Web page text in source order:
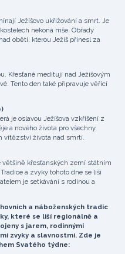
Ježíšovo ukřižování a smrt. Je
nekoná mše. Obřady
obětí, kterou Ježíš přinesl za
Křesťané meditují nad Ježíšovým
Tento den také připravuje věřící
je oslavou Ježíšova vzkříšení z
a nového života pro všechny
vítězství života nad smrtí.
většině křesťanských zemí státním
a zvyky tohoto dne se liší
je setkávání s rodinou a
a náboženských tradic
které se liší regionálně a
s jarem, rodinnými
zvyky a slavnostmi. Zde je
Svatého týdne: